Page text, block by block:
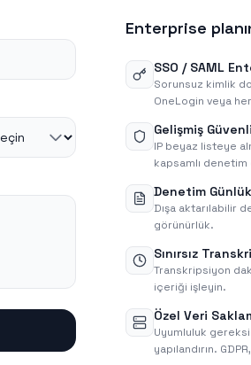
Enterprise
SSO / SAML
Sorunsuz kimlik
OneLogin veya
Gelişmiş
IP beyaz listeye
kapsamlı denetim
Denetim
Dışa aktarılabilir
görünürlük.
Sınırsız
Transkripsiyon
içeriği işleyin.
Özel Veri
Uyumluluk
yapılandırın.